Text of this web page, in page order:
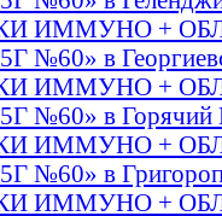
ИММУНО +
№60» в
ИММУНО +
№60» в Горячий
ИММУНО +
№60» в
ИММУНО +